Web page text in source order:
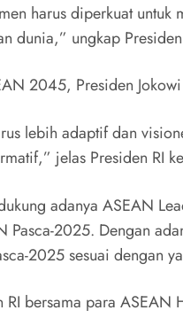
harus diperkuat
dunia,” ungkap
2045, Presiden
lebih adaptif dan
jelas Presiden RI
adanya ASEAN
Pasca-2025. Dengan
2025 sesuai dengan
bersama para